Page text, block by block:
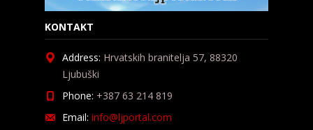
KONTAKT
Address: Hrvatskih branitelja 57, 88320
Ljubuški
Phone: +387 63 214 819
Email: info@ljportal.com